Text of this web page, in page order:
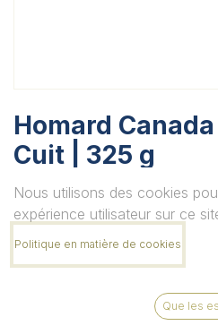
Homard
Cuit | 325 g
Unité
Quantité
Nous utilisons des cookies
expérience utilisateur sur ce
Politique en matière de cookies
Que les